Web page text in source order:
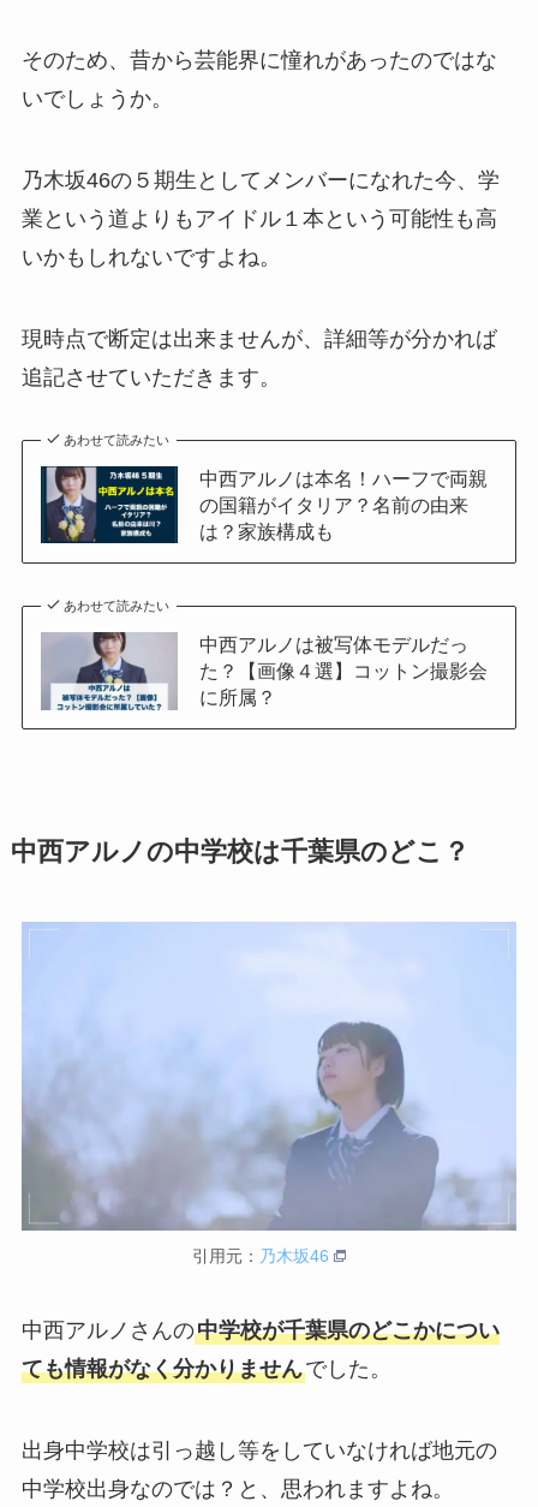
そのため、昔から芸能界に憧れがあったのではな
いでしょうか。
乃木坂46の５期生としてメンバーになれた今、学
業という道よりもアイドル１本という可能性も高
いかもしれないですよね。
現時点で断定は出来ませんが、詳細等が分かれば
追記させていただきます。
あわせて読みたい
中西アルノは本名！ハーフで両親
の国籍がイタリア？名前の由来
は？家族構成も
あわせて読みたい
中西アルノは被写体モデルだっ
た？【画像４選】コットン撮影会
に所属？
中西アルノの中学校は千葉県のどこ？
引用元： 乃木坂46
中西アルノさんの中学校が千葉県のどこかについ
ても情報がなく分かりませんでした。
出身中学校は引っ越し等をしていなければ地元の
中学校出身なのでは？と、思われますよね。